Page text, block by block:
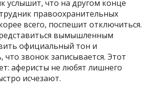
услышит, что на другом конце
правоохранительных
всего, поспешит отключиться.
вымышленным
официальный тон и
что звонок записывается. Этот
аферисты не любят лишнего
исчезают.